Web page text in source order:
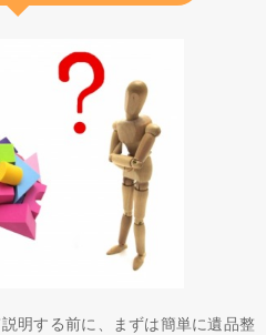
明する前に、まずは簡単に遺品整